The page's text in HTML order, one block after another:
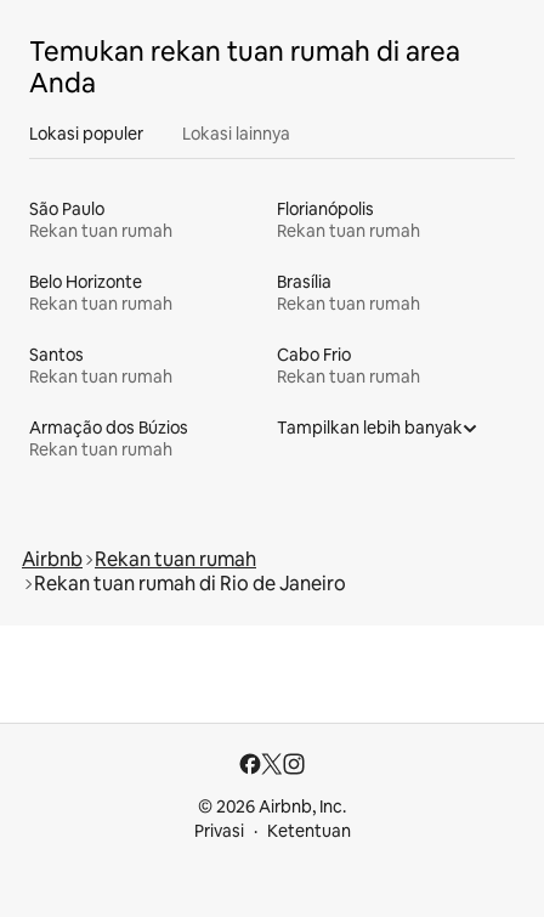
Temukan rekan tuan rumah di area
Anda
Lokasi populer Lokasi lainnya
São Paulo
Rekan tuan rumah
Florianópolis
Rekan tuan rumah
Belo Horizonte
Rekan tuan rumah
Brasília
Rekan tuan rumah
Santos
Rekan tuan rumah
Cabo Frio
Rekan tuan rumah
Armação dos Búzios
Rekan tuan rumah
Tampilkan lebih banyak
Airbnb Rekan tuan rumah
Rekan tuan rumah di Rio de Janeiro
© 2026 Airbnb, Inc.
Privasi
Ketentuan